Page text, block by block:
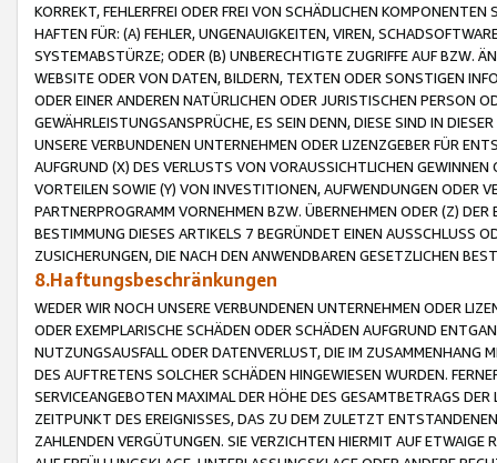
KORREKT, FEHLERFREI ODER FREI VON SCHÄDLICHEN
HAFTEN FÜR: (A) FEHLER, UNGENAUIGKEITEN, VIREN,
SYSTEMABSTÜRZE; ODER (B) UNBERECHTIGTE ZUGRIFFE AUF BZW.
WEBSITE ODER VON DATEN, BILDERN, TEXTEN ODER SONSTIGEN
ODER EINER ANDEREN NATÜRLICHEN ODER JURISTISCHEN PERSON
GEWÄHRLEISTUNGSANSPRÜCHE, ES SEIN DENN, DIESE SIND IN
UNSERE VERBUNDENEN UNTERNEHMEN ODER LIZENZGEBER FÜR
AUFGRUND (X) DES VERLUSTS VON VORAUSSICHTLICHEN
VORTEILEN SOWIE (Y) VON INVESTITIONEN, AUFWENDUNGEN ODER
PARTNERPROGRAMM VORNEHMEN BZW. ÜBERNEHMEN ODER (Z)
BESTIMMUNG DIESES ARTIKELS 7 BEGRÜNDET EINEN AUSSCHLUSS
ZUSICHERUNGEN, DIE NACH DEN ANWENDBAREN GESETZLICHEN
8.Haftungsbeschränkungen
WEDER WIR NOCH UNSERE VERBUNDENEN UNTERNEHMEN ODER
ODER EXEMPLARISCHE SCHÄDEN ODER SCHÄDEN AUFGRUND
NUTZUNGSAUSFALL ODER DATENVERLUST, DIE IM ZUSAMMENHANG
DES AUFTRETENS SOLCHER SCHÄDEN HINGEWIESEN WURDEN.
SERVICEANGEBOTEN MAXIMAL DER HÖHE DES GESAMTBETRAGS
ZEITPUNKT DES EREIGNISSES, DAS ZU DEM ZULETZT
ZAHLENDEN VERGÜTUNGEN. SIE VERZICHTEN HIERMIT AUF